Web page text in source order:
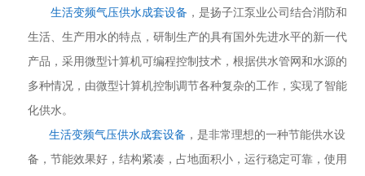
生活变频气压供水成套设备 ，是扬子江泵业公司结合消防和
生活、生产用水的特点，研制生产的具有国外先进水平的新一代
产品，采用微型计算机可编程控制技术，根据供水管网和水源的
多种情况，由微型计算机控制调节各种复杂的工作，实现了智能
化供水。
生活变频气压供水成套设备 ，是非常理想的一种节能供水设
备，节能效果好，结构紧凑，占地面积小，运行稳定可靠，使用